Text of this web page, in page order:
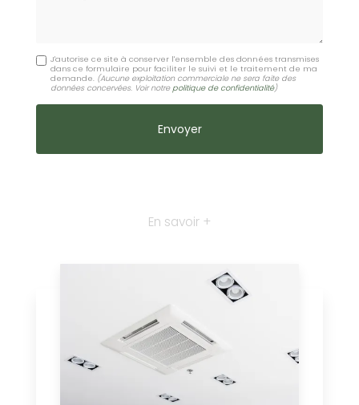
J'autorise ce site à conserver l'ensemble des données transmises
dans ce formulaire pour faciliter le suivi et le traitement de ma
demande. (Aucune exploitation commerciale ne sera faite des
données concervées. Voir notre politique de confidentialité)
En savoir +